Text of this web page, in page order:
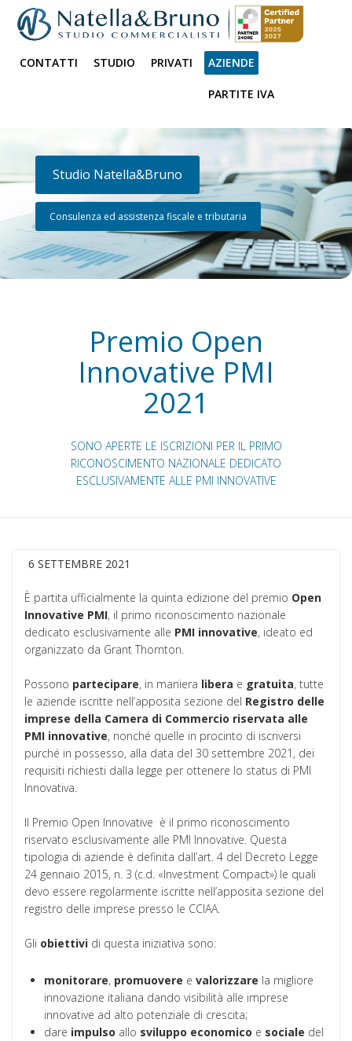
CONTATTI STUDIO PRIVATI AZIENDE
PARTITE IVA
Studio Natella&Bruno
Consulenza ed assistenza fiscale e tributaria
Premio Open
Innovative PMI
2021
SONO APERTE LE ISCRIZIONI PER IL PRIMO
RICONOSCIMENTO NAZIONALE DEDICATO
ESCLUSIVAMENTE ALLE PMI INNOVATIVE
6 SETTEMBRE 2021
È partita ufficialmente la quinta edizione del premio Open
Innovative PMI, il primo riconoscimento nazionale
dedicato esclusivamente alle PMI innovative, ideato ed
organizzato da Grant Thornton.
Possono partecipare, in maniera libera e gratuita, tutte
le aziende iscritte nell’apposita sezione del Registro delle
imprese della Camera di Commercio riservata alle
PMI innovative, nonché quelle in procinto di iscriversi
purché in possesso, alla data del 30 settembre 2021, dei
requisiti richiesti dalla legge per ottenere lo status di PMI
Innovativa.
Il Premio Open Innovative è il primo riconoscimento
riservato esclusivamente alle PMI Innovative. Questa
tipologia di aziende è definita dall’art. 4 del Decreto Legge
24 gennaio 2015, n. 3 (c.d. «Investment Compact») le quali
devo essere regolarmente iscritte nell’apposita sezione del
registro delle imprese presso le CCIAA.
Gli obiettivi di questa iniziativa sono:
monitorare, promuovere e valorizzare la migliore
innovazione italiana dando visibilità alle imprese
innovative ad alto potenziale di crescita;
dare impulso allo sviluppo economico e sociale del